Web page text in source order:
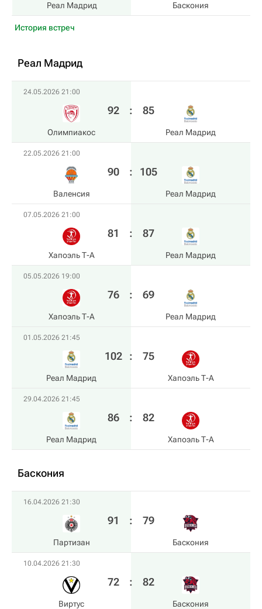
Реал Мадрид Баскония
История встреч
Реал Мадрид
24.05.2026 21:00
Олимпиакос
92 : 85
Реал Мадрид
22.05.2026 21:00
Валенсия
90 : 105
Реал Мадрид
07.05.2026 21:00
Хапоэль Т-А
81 : 87
Реал Мадрид
05.05.2026 19:00
Хапоэль Т-А
76 : 69
Реал Мадрид
01.05.2026 21:45
Реал Мадрид
102 : 75
Хапоэль Т-А
29.04.2026 21:45
Реал Мадрид
86 : 82
Хапоэль Т-А
Баскония
16.04.2026 21:30
Партизан
91 : 79
Баскония
10.04.2026 21:30
Виртус
72 : 82
Баскония